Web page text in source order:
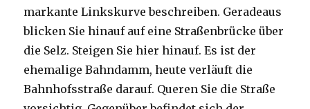
markante Linkskurve beschreiben. Geradeaus
blicken Sie hinauf auf eine Straßenbrücke über
die Selz. Steigen Sie hier hinauf. Es ist der
ehemalige Bahndamm, heute verläuft die
Bahnhofsstraße darauf. Queren Sie die Straße